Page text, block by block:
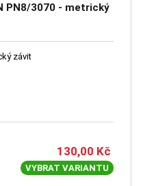
PN8/3070 - metrický
závit
130,00 Kč
VYBRAT VARIANTU